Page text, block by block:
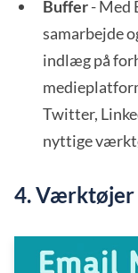
Buffer- Med
samarbejde
indlæg på
Twitter,
nyttige
4. Værktøjer